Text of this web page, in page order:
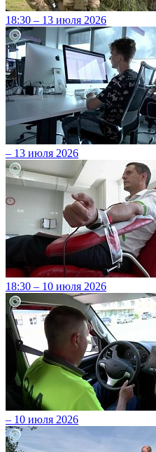
18:30 – 13 июля 2026
– 13 июля 2026
18:30 – 10 июля 2026
– 10 июля 2026